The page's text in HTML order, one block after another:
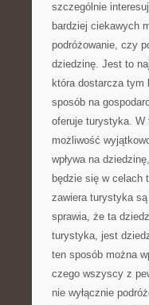
szczególnie
bardziej ciekawych
podróżowanie, czy
dziedzinę. Jest to
która dostarcza tym
sposób na
oferuje turystyka. W
możliwość
wpływa na
będzie się w celach
zawiera turystyka
sprawia, że ta
turystyka, jest
ten sposób można
czego wszyscy z
nie wyłącznie